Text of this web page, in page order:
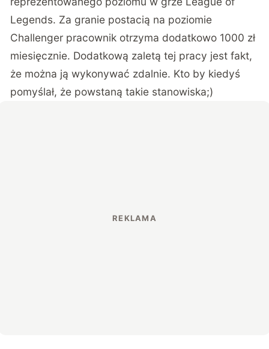
Legends. Za granie postacią na poziomie
Challenger pracownik otrzyma dodatkowo 1000 zł
miesięcznie. Dodatkową zaletą tej pracy jest fakt,
że można ją wykonywać zdalnie. Kto by kiedyś
pomyślał, że powstaną takie stanowiska;)